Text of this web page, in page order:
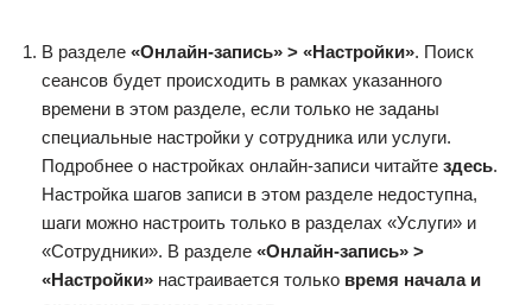
В разделе «Онлайн-запись» > «Настройки». Поиск
сеансов будет происходить в рамках указанного
времени в этом разделе, если только не заданы
специальные настройки у сотрудника или услуги.
Подробнее о настройках онлайн-записи читайте здесь.
Настройка шагов записи в этом разделе недоступна,
шаги можно настроить только в разделах «Услуги» и
«Сотрудники». В разделе «Онлайн-запись» >
«Настройки» настраивается только время начала и